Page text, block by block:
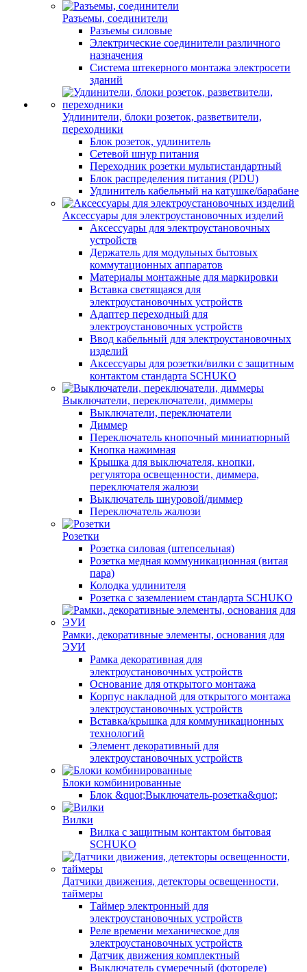
Разъемы, соединители
Разъемы силовые
Электрические соединители различного
назначения
Система штекерного монтажа электросети
зданий
Удлинители, блоки розеток, разветвители,
переходники
Блок розеток, удлинитель
Сетевой шнур питания
Переходник розетки мультистандартный
Блок распределения питания (PDU)
Удлинитель кабельный на катушке/барабане
Аксессуары для электроустановочных изделий
Аксессуары для электроустановочных
устройств
Держатель для модульных бытовых
коммутационных аппаратов
Материалы монтажные для маркировки
Вставка светящаяся для
электроустановочных устройств
Адаптер переходный для
электроустановочных устройств
Ввод кабельный для электроустановочных
изделий
Аксессуары для розетки/вилки с защитным
контактом стандарта SCHUKO
Выключатели, переключатели, диммеры
Выключатели, переключатели
Диммер
Переключатель кнопочный миниатюрный
Кнопка нажимная
Крышка для выключателя, кнопки,
регулятора освещенности, диммера,
переключателя жалюзи
Выключатель шнуровой/диммер
Переключатель жалюзи
Розетки
Розетка силовая (штепсельная)
Розетка медная коммуникационная (витая
пара)
Колодка удлинителя
Розетка с заземлением стандарта SCHUKO
Рамки, декоративные элементы, основания для
ЭУИ
Рамка декоративная для
электроустановочных устройств
Основание для открытого монтажа
Корпус накладной для открытого монтажа
электроустановочных устройств
Вставка/крышка для коммуникационных
технологий
Элемент декоративный для
электроустановочных устройств
Блоки комбинированные
Блок &quot;Выключатель-розетка&quot;
Вилки
Вилка с защитным контактом бытовая
SCHUKO
Датчики движения, детекторы освещенности,
таймеры
Таймер электронный для
электроустановочных устройств
Реле времени механическое для
электроустановочных устройств
Датчик движения комплектный
Выключатель сумеречный (фотореле)